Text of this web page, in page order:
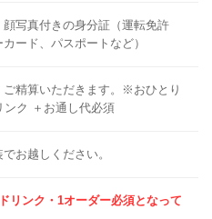
顔写真付きの身分証（運転免許
ード、パスポートなど）
ご精算いただきます。※おひとり
ンク ＋お通し代必須
お越しください。
ンク・1オーダー必須となって